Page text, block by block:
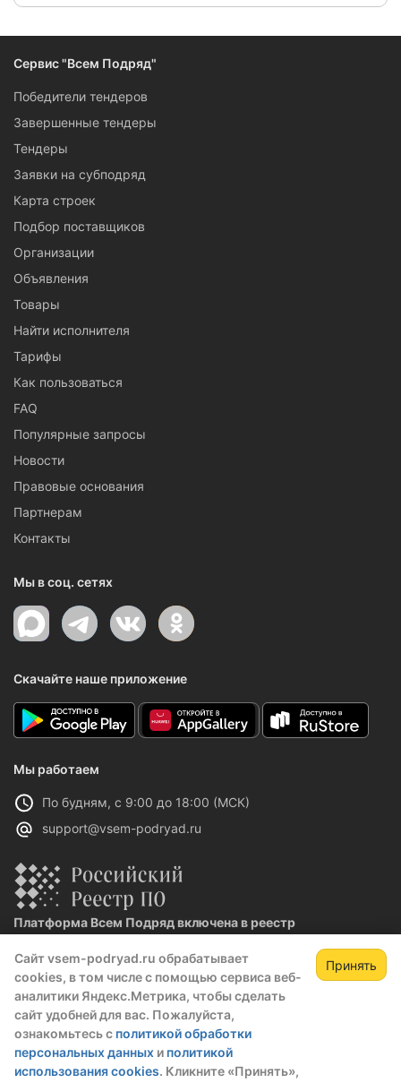
Сайт vsem-podryad.ru обрабатывает
cookies, в том числе с помощью сервиса веб-
аналитики Яндекс.Метрика, чтобы сделать
сайт удобней для вас. Пожалуйста,
ознакомьтесь с политикой обработки
персональных данных и политикой
использования cookies. Кликните «Принять»,
Принять
Сервис "Всем Подряд"
Победители тендеров
Завершенные тендеры
Тендеры
Заявки на субподряд
Карта строек
Подбор поставщиков
Организации
Объявления
Товары
Найти исполнителя
Тарифы
Как пользоваться
FAQ
Популярные запросы
Новости
Правовые основания
Партнерам
Контакты
Мы в соц. сетях
Скачайте наше приложение
Мы работаем
По будням, с 9:00 до 18:00 (МСК)
support@vsem-podryad.ru
Платформа Всем Подряд включена в реестр
Реестровая запись №32021 от 06.02.2026
Политика конфиденциальности
О компании